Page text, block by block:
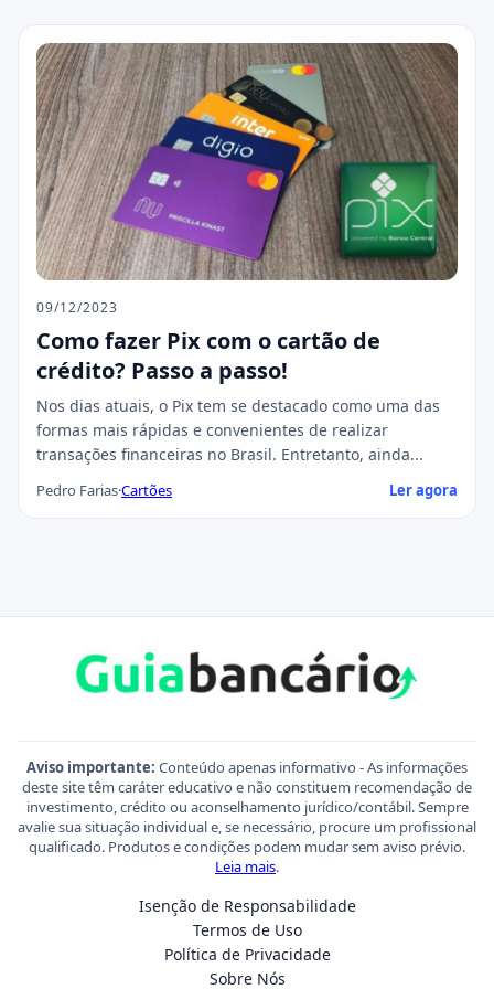
09/12/2023
Como fazer Pix com o cartão de
crédito? Passo a passo!
Nos dias atuais, o Pix tem se destacado como uma das
formas mais rápidas e convenientes de realizar
transações financeiras no Brasil. Entretanto, ainda...
Pedro Farias·Cartões Ler agora
Aviso importante: Conteúdo apenas informativo - As informações
deste site têm caráter educativo e não constituem recomendação de
investimento, crédito ou aconselhamento jurídico/contábil. Sempre
avalie sua situação individual e, se necessário, procure um profissional
qualificado. Produtos e condições podem mudar sem aviso prévio.
Leia mais.
Isenção de Responsabilidade
Termos de Uso
Política de Privacidade
Sobre Nós